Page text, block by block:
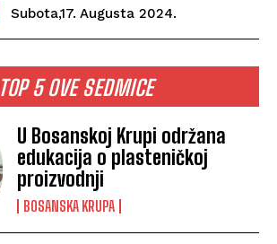
Subota,17. Augusta 2024.
TOP 5 OVE SEDMICE
U Bosanskoj Krupi održana
edukacija o plasteničkoj
proizvodnji
BOSANSKA KRUPA